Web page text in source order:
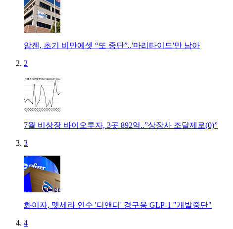
암젠, 초기 비만에셋 “또 중단”..'마리타이드'만 남아
2
7월 비상장 바이오투자, 3곳 892억..”상장사 조달제로(0)”
3
화이자, 멧세라 인수 '디앤디' 경구용 GLP-1 "개발중단"
4